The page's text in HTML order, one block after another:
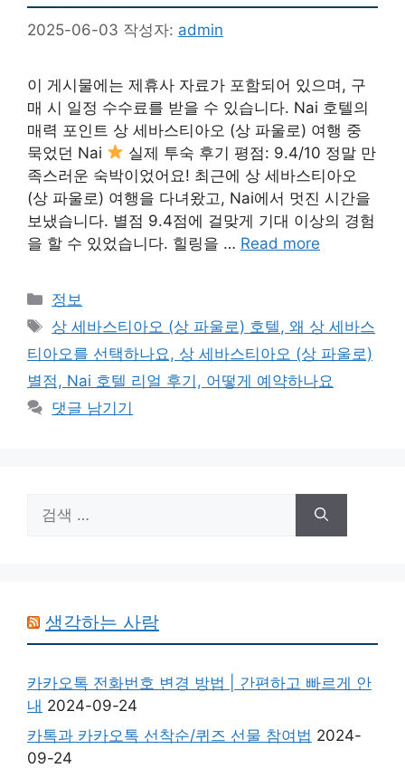
2025-06-03 작성자: admin
이 게시물에는 제휴사 자료가 포함되어 있으며, 구
매 시 일정 수수료를 받을 수 있습니다. Nai 호텔의
매력 포인트 상 세바스티아오 (상 파울로) 여행 중
묵었던 Nai
실제 투숙 후기 평점: 9.4/10 정말 만
족스러운 숙박이었어요! 최근에 상 세바스티아오
(상 파울로) 여행을 다녀왔고, Nai에서 멋진 시간을
보냈습니다. 별점 9.4점에 걸맞게 기대 이상의 경험
을 할 수 있었습니다. 힐링을 … Read more
카
테
고
리
정보
태
그
상 세바스티아오 (상 파울로) 호텔, 왜 상 세바스
티아오를 선택하나요, 상 세바스티아오 (상 파울로)
별점, Nai 호텔 리얼 후기, 어떻게 예약하나요
댓글 남기기
색:
생각하는 사람
카카오톡 전화번호 변경 방법 | 간편하고 빠르게 안
내 2024-09-24
카톡과 카카오톡 선착순/퀴즈 선물 참여법 2024-
09-24